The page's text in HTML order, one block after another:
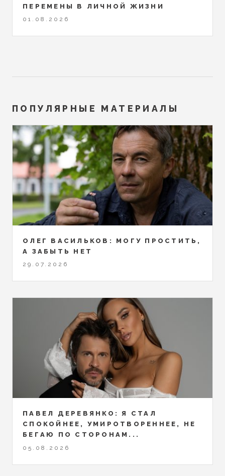
ПЕРЕМЕНЫ В ЛИЧНОЙ ЖИЗНИ
01.08.2026
ПОПУЛЯРНЫЕ МАТЕРИАЛЫ
ОЛЕГ ВАСИЛЬКОВ: МОГУ ПРОСТИТЬ,
А ЗАБЫТЬ НЕТ
29.07.2026
ПАВЕЛ ДЕРЕВЯНКО: Я СТАЛ
СПОКОЙНЕЕ, УМИРОТВОРЕННЕЕ, НЕ
БЕГАЮ ПО СТОРОНАМ...
05.08.2026